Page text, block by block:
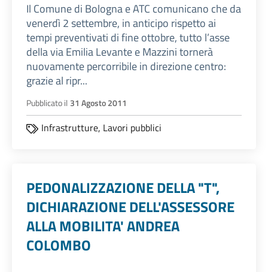
Il Comune di Bologna e ATC comunicano che da
venerdì 2 settembre, in anticipo rispetto ai
tempi preventivati di fine ottobre, tutto l’asse
della via Emilia Levante e Mazzini tornerà
nuovamente percorribile in direzione centro:
grazie al ripr...
Pubblicato il 31 Agosto 2011
Infrastrutture, Lavori pubblici
PEDONALIZZAZIONE DELLA "T",
DICHIARAZIONE DELL'ASSESSORE
ALLA MOBILITA' ANDREA
COLOMBO